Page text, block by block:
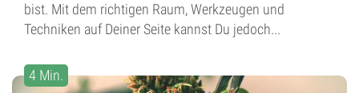
bist. Mit dem richtigen Raum, Werkzeugen und
Techniken auf Deiner Seite kannst Du jedoch...
4 Min.